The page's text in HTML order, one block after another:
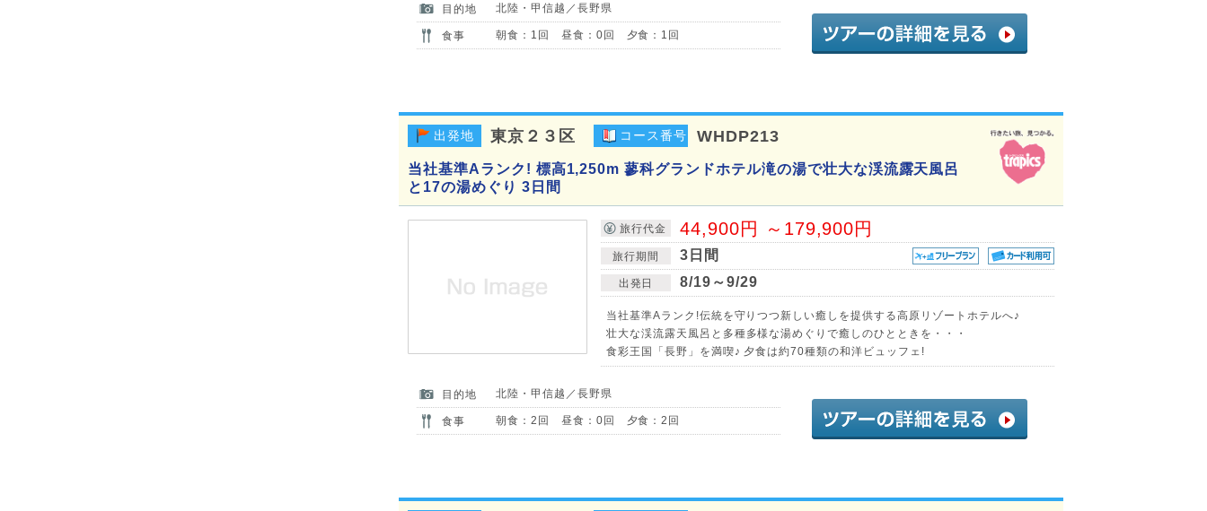
目的地 北陸・甲信越／長野県
食事 朝食：1回 昼食：0回 夕食：1回
出発地 東京２３区 コース番号 WHDP213
当社基準Aランク! 標高1,250m 蓼科グランドホテル滝の湯で壮大な渓流露天風呂
と17の湯めぐり 3日間
旅行代金 44,900円 ～179,900円
旅行期間 3日間
出発日 8/19～9/29
当社基準Aランク!伝統を守りつつ新しい癒しを提供する高原リゾートホテルへ♪
壮大な渓流露天風呂と多種多様な湯めぐりで癒しのひとときを・・・
食彩王国「長野」を満喫♪ 夕食は約70種類の和洋ビュッフェ!
目的地 北陸・甲信越／長野県
食事 朝食：2回 昼食：0回 夕食：2回